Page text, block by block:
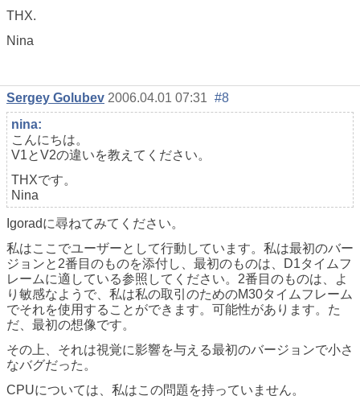
THX.
Nina
Sergey Golubev 2006.04.01 07:31 #8
nina:
こんにちは。
V1とV2の違いを教えてください。
THXです。
Nina
Igoradに尋ねてみてください。
私はここでユーザーとして行動しています。私は最初のバー
ジョンと2番目のものを添付し、最初のものは、D1タイムフ
レームに適している参照してください。2番目のものは、よ
り敏感なようで、私は私の取引のためのM30タイムフレーム
でそれを使用することができます。可能性があります。た
だ、最初の想像です。
その上、それは視覚に影響を与える最初のバージョンで小さ
なバグだった。
CPUについては、私はこの問題を持っていません。